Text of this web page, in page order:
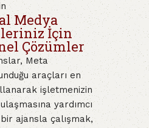
Medya
İçin
Çözümler
Meta
araçları en
işletmenizin
yardımcı
ajansla çalışmak,